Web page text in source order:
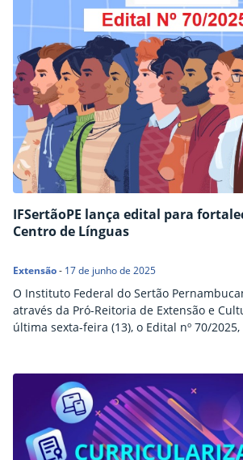
IFSertãoPE lança edital para
Centro de Línguas
Extensão- 17 de junho de 2025
O Instituto Federal do Sertão
através da Pró-Reitoria de Extensão e
última sexta-feira (13), o Edital nº 70/
iniciativa integra o Programa Institucional
Bolsas de Extensão (PIPBEX) e busca